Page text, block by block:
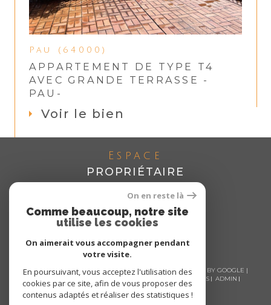
Pau (64000)
APPARTEMENT DE TYPE T4
AVEC GRANDE TERRASSE -
PAU-
Voir le bien
Espace
PROPRIÉTAIRE
Se connecter
© 2026 | TOUS DROITS RÉSERVÉS | TRADUCTION POWERED BY GOOGLE |
NOS HONORAIRES
PLAN DU SITE MENTIONS LÉGALES
ADMIN
NOS LIENS
POLITIQUE RGPD COOKIES
On en reste là
Comme beaucoup, notre site
utilise les cookies
On aimerait vous accompagner pendant
votre visite.
En poursuivant, vous acceptez l'utilisation des
cookies par ce site, afin de vous proposer des
contenus adaptés et réaliser des statistiques !